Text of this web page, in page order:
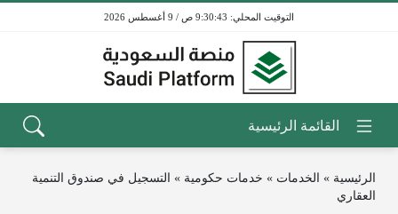
9:30:43 ص / 9 أغسطس 2026
الرئيسية » الخدمات » خدمات حكومية » التسجيل في صندوق التنمية
العقاري